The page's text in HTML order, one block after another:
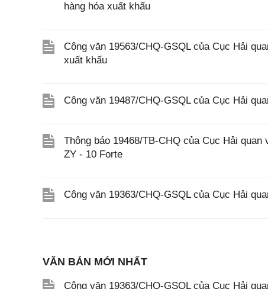
hàng hóa xuất khẩu
Công văn 19563/CHQ-GSQL của Cục Hải
xuất khẩu
Công văn 19487/CHQ-GSQL của Cục Hải
Thông báo 19468/TB-CHQ của Cục Hải
ZY - 10 Forte
Công văn 19363/CHQ-GSQL của Cục Hải
VĂN BẢN MỚI NHẤT
Công văn 19363/CHQ-GSQL của Cục Hải